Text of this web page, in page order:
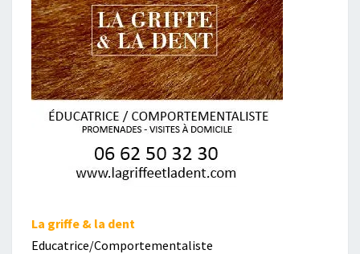
La griffe & la dent
Educatrice/Comportementaliste